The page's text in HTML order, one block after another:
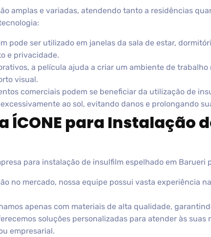
amplas e variadas, atendendo tanto a residências
pode ser utilizado em janelas da sala de estar,
e privacidade.
a película ajuda a criar um ambiente de
visual.
comerciais podem se beneficiar da utilização de
ao sol, evitando danos e prolongando
ÍCONE para Instalação
para instalação de insulfilm espelhado em Barueri
no mercado, nossa equipe possui vasta experiência
apenas com materiais de alta qualidade,
soluções personalizadas para atender às suas
empresarial.